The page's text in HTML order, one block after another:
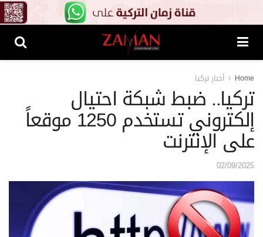
Home أخبار تركيا
تركيا.. ضبط شبكة احتيال
إلكتروني تستخدم 1250 موقعاً
على الإنترنت
02/09/2025